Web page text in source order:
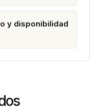
y disponibilidad